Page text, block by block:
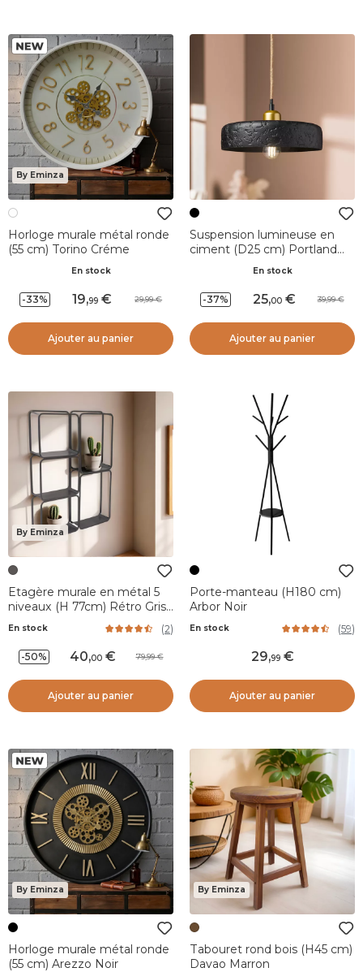
By Eminza
Horloge murale métal ronde
(55 cm) Torino Créme
En stock
-33% 19,99 29,99
Ajouter au panier
Suspension lumineuse en
ciment (D25 cm) Portland
En stock
-37% 25,00 39,99
Ajouter au panier
By Eminza
Etagère murale en métal 5
niveaux (H 77cm) Rétro Gris
anthracite
En stock (2)
-50% 40,00 79,99
Ajouter au panier
Porte-manteau (H180 cm)
Arbor Noir
En stock (59)
29,99
Ajouter au panier
By Eminza
Horloge murale métal ronde
(55 cm) Arezzo Noir
By Eminza
Tabouret rond bois (H45 cm)
Davao Marron